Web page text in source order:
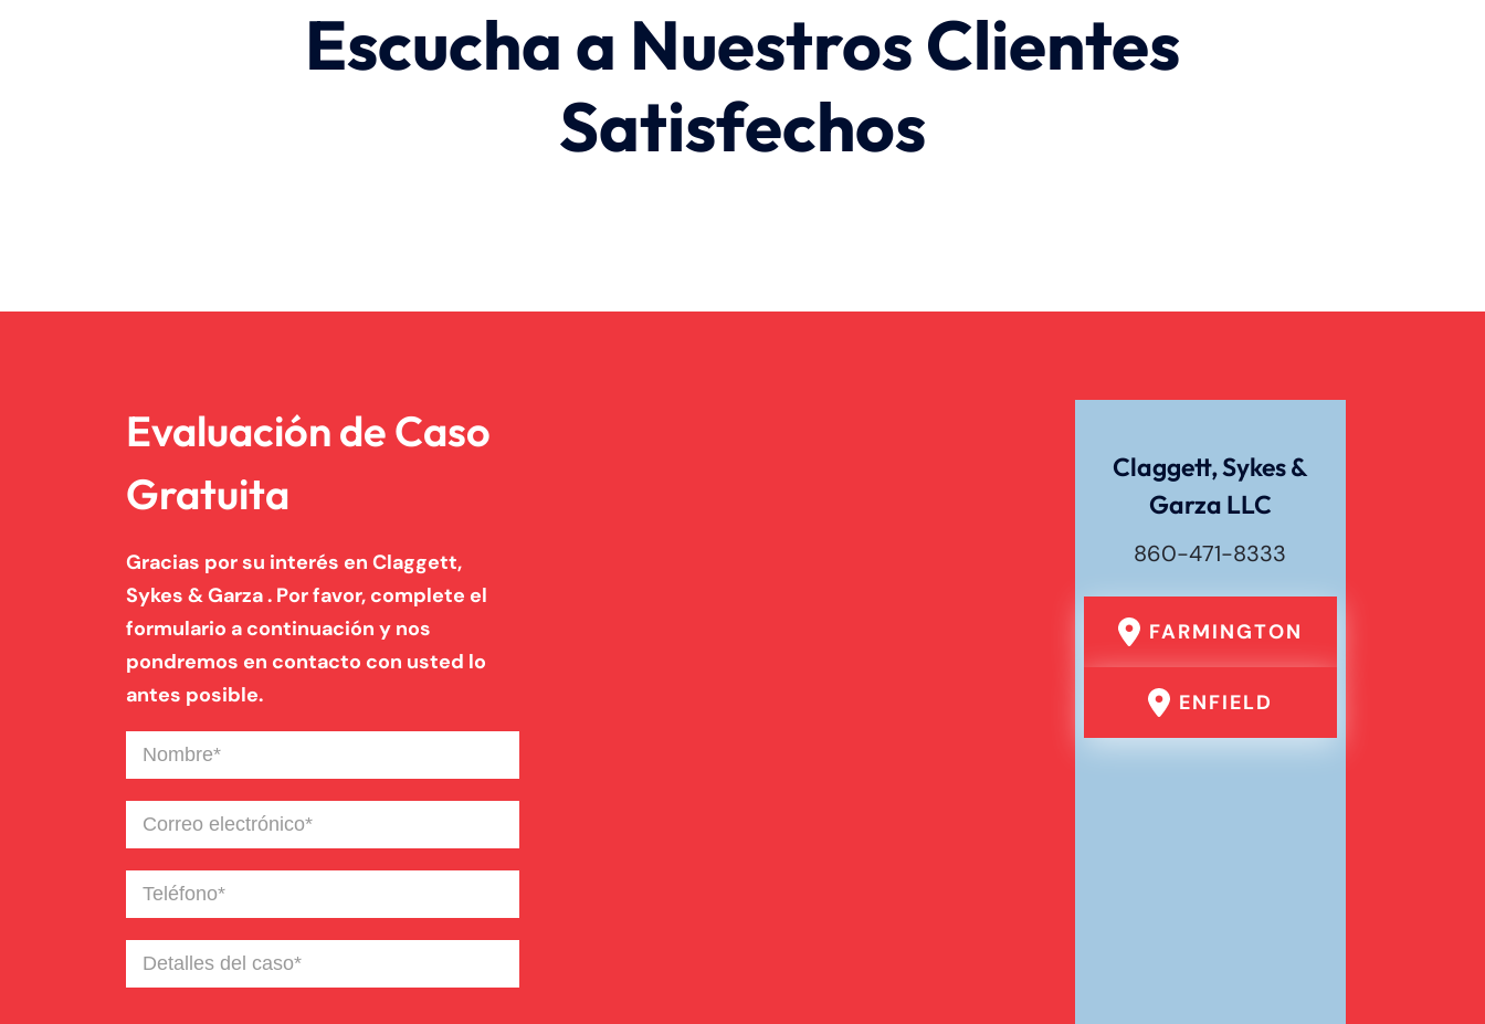
Escucha a Nuestros Clientes
Satisfechos
Evaluación de Caso
Gratuita
Gracias por su interés en Claggett,
Sykes & Garza . Por favor, complete el
formulario a continuación y nos
pondremos en contacto con usted lo
antes posible.
Nombre(Required)
Correo
electrónico(Required)
Teléfono(Required)
Detalles
del
Claggett, Sykes &
Garza LLC
860-471-8333
FARMINGTON
ENFIELD